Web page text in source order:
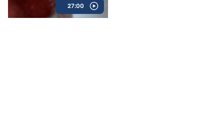
27:00